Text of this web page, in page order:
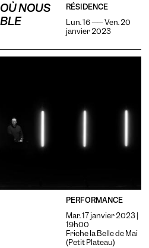
NOUS
RÉSIDENCE
Lun. 16 —— Ven. 20
janvier 2023
PERFORMANCE
Mar. 17 janvier 2023 |
19h00
Friche la Belle de Mai
(Petit Plateau)